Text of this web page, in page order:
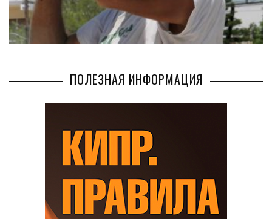
ПОЛЕЗНАЯ ИНФОРМАЦИЯ